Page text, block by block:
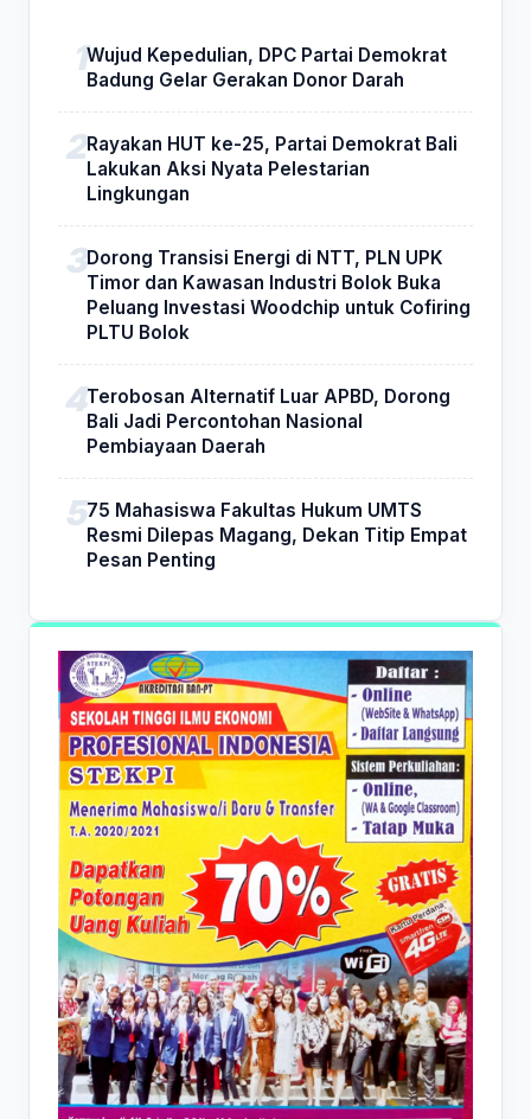
Wujud Kepedulian, DPC Partai Demokrat
Badung Gelar Gerakan Donor Darah
Rayakan HUT ke-25, Partai Demokrat Bali
Lakukan Aksi Nyata Pelestarian
Lingkungan
Dorong Transisi Energi di NTT, PLN UPK
Timor dan Kawasan Industri Bolok Buka
Peluang Investasi Woodchip untuk Cofiring
PLTU Bolok
Terobosan Alternatif Luar APBD, Dorong
Bali Jadi Percontohan Nasional
Pembiayaan Daerah
75 Mahasiswa Fakultas Hukum UMTS
Resmi Dilepas Magang, Dekan Titip Empat
Pesan Penting